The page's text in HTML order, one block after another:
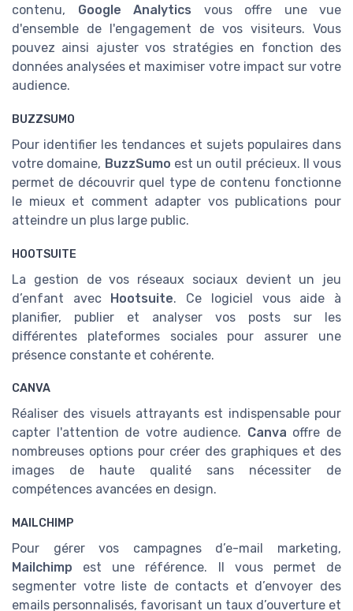
contenu, Google Analytics vous offre une vue
d'ensemble de l'engagement de vos visiteurs. Vous
pouvez ainsi ajuster vos stratégies en fonction des
données analysées et maximiser votre impact sur votre
audience.
BUZZSUMO
Pour identifier les tendances et sujets populaires dans
votre domaine, BuzzSumo est un outil précieux. Il vous
permet de découvrir quel type de contenu fonctionne
le mieux et comment adapter vos publications pour
atteindre un plus large public.
HOOTSUITE
La gestion de vos réseaux sociaux devient un jeu
d’enfant avec Hootsuite. Ce logiciel vous aide à
planifier, publier et analyser vos posts sur les
différentes plateformes sociales pour assurer une
présence constante et cohérente.
CANVA
Réaliser des visuels attrayants est indispensable pour
capter l'attention de votre audience. Canva offre de
nombreuses options pour créer des graphiques et des
images de haute qualité sans nécessiter de
compétences avancées en design.
MAILCHIMP
Pour gérer vos campagnes d’e-mail marketing,
Mailchimp est une référence. Il vous permet de
segmenter votre liste de contacts et d’envoyer des
emails personnalisés, favorisant un taux d’ouverture et